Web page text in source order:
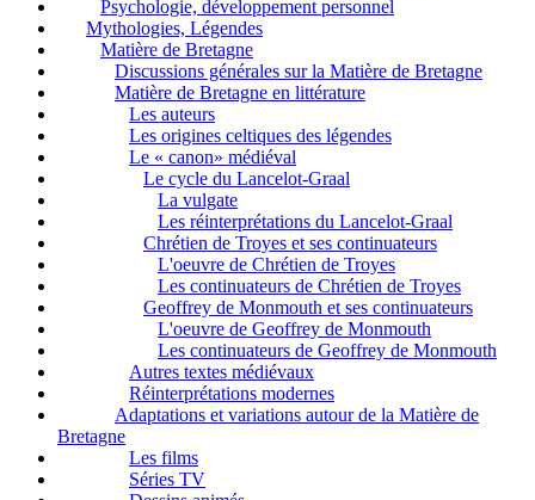
Psychologie, développement personnel
Mythologies, Légendes
Matière de Bretagne
Discussions générales sur la Matière de Bretagne
Matière de Bretagne en littérature
Les auteurs
Les origines celtiques des légendes
Le « canon» médiéval
Le cycle du Lancelot-Graal
La vulgate
Les réinterprétations du Lancelot-Graal
Chrétien de Troyes et ses continuateurs
L'oeuvre de Chrétien de Troyes
Les continuateurs de Chrétien de Troyes
Geoffrey de Monmouth et ses continuateurs
L'oeuvre de Geoffrey de Monmouth
Les continuateurs de Geoffrey de Monmouth
Autres textes médiévaux
Réinterprétations modernes
Adaptations et variations autour de la Matière de
Bretagne
Les films
Séries TV